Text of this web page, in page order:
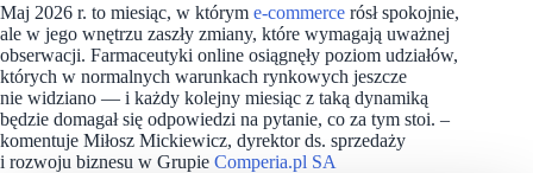
Maj 2026 r. to miesiąc, w którym e-commerce rósł spokojnie,
ale w jego wnętrzu zaszły zmiany, które wymagają uważnej
obserwacji. Farmaceutyki online osiągnęły poziom udziałów,
których w normalnych warunkach rynkowych jeszcze
nie widziano — i każdy kolejny miesiąc z taką dynamiką
będzie domagał się odpowiedzi na pytanie, co za tym stoi. –
komentuje Miłosz Mickiewicz, dyrektor ds. sprzedaży
i rozwoju biznesu w Grupie Comperia.pl SA